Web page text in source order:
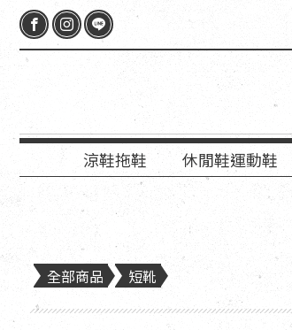
涼鞋拖鞋 休閒鞋運動鞋
全部商品 短靴